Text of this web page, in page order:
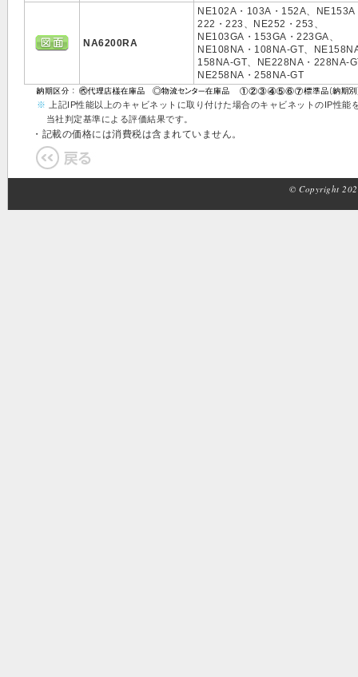
NA6200RA
NE102A・103A・152A、NE153A
222・223、NE252・253、
NE103GA・153GA・223GA、
NE108NA・108NA-GT、
158NA-GT、NE228NA・228NA-
NE258NA・258NA-GT
※
上記IP性能以上のキャビネットに取り付けた場合のキャビネットのIP性能
当社判定基準による評価結果です。
・記載の価格には消費税は含まれていません。
© Copyright